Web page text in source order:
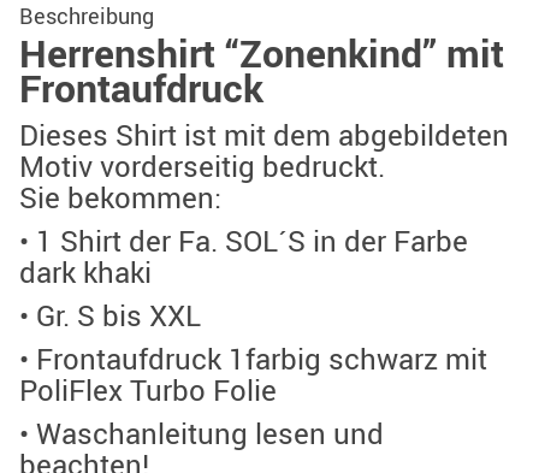
Beschreibung
Herrenshirt “Zonenkind” mit
Frontaufdruck
Dieses Shirt ist mit dem abgebildeten
Motiv vorderseitig bedruckt.
Sie bekommen:
• 1 Shirt der Fa. SOL´S in der Farbe
dark khaki
• Gr. S bis XXL
• Frontaufdruck 1farbig schwarz mit
PoliFlex Turbo Folie
• Waschanleitung lesen und
beachten!